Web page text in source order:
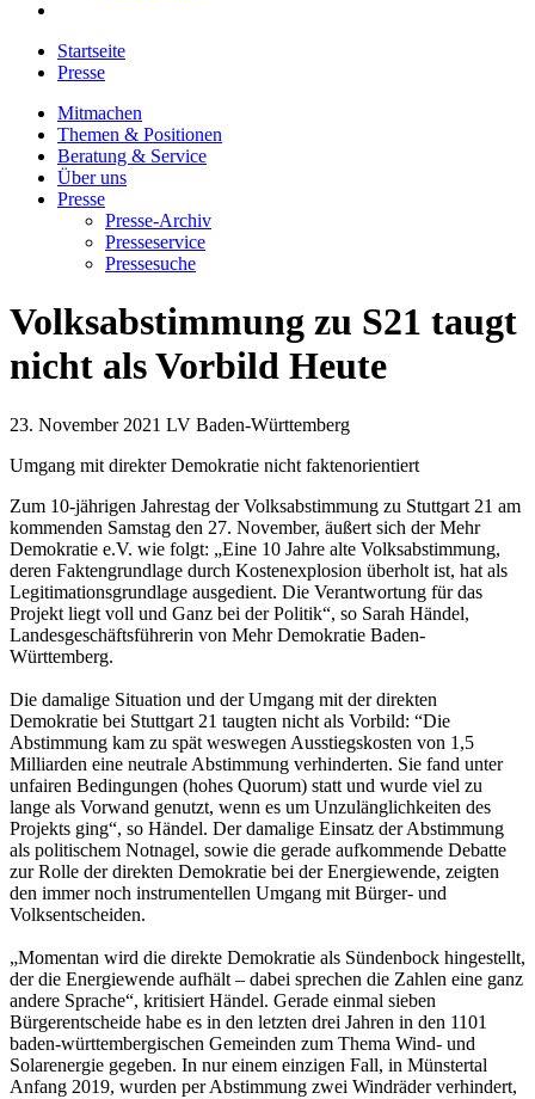
Startseite
Presse
Mitmachen
Themen & Positionen
Beratung & Service
Über uns
Presse
Presse-Archiv
Presseservice
Pressesuche
Volksabstimmung zu S21 taugt
nicht als Vorbild Heute
23. November 2021 LV Baden-Württemberg
Umgang mit direkter Demokratie nicht faktenorientiert
Zum 10-jährigen Jahrestag der Volksabstimmung zu Stuttgart 21 am
kommenden Samstag den 27. November, äußert sich der Mehr
Demokratie e.V. wie folgt: „Eine 10 Jahre alte Volksabstimmung,
deren Faktengrundlage durch Kostenexplosion überholt ist, hat als
Legitimationsgrundlage ausgedient. Die Verantwortung für das
Projekt liegt voll und Ganz bei der Politik“, so Sarah Händel,
Landesgeschäftsführerin von Mehr Demokratie Baden-
Württemberg.
Die damalige Situation und der Umgang mit der direkten
Demokratie bei Stuttgart 21 taugten nicht als Vorbild: “Die
Abstimmung kam zu spät weswegen Ausstiegskosten von 1,5
Milliarden eine neutrale Abstimmung verhinderten. Sie fand unter
unfairen Bedingungen (hohes Quorum) statt und wurde viel zu
lange als Vorwand genutzt, wenn es um Unzulänglichkeiten des
Projekts ging“, so Händel. Der damalige Einsatz der Abstimmung
als politischem Notnagel, sowie die gerade aufkommende Debatte
zur Rolle der direkten Demokratie bei der Energiewende, zeigten
den immer noch instrumentellen Umgang mit Bürger- und
Volksentscheiden.
„Momentan wird die direkte Demokratie als Sündenbock hingestellt,
der die Energiewende aufhält – dabei sprechen die Zahlen eine ganz
andere Sprache“, kritisiert Händel. Gerade einmal sieben
Bürgerentscheide habe es in den letzten drei Jahren in den 1101
baden-württembergischen Gemeinden zum Thema Wind- und
Solarenergie gegeben. In nur einem einzigen Fall, in Münstertal
Anfang 2019, wurden per Abstimmung zwei Windräder verhindert,